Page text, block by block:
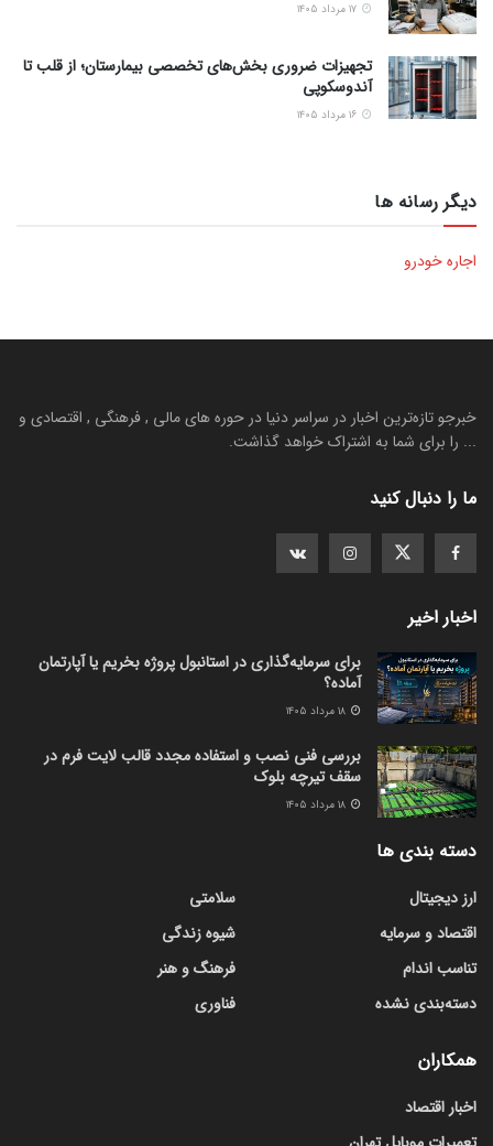
تجهیزات ضروری بخش‌های تخصصی بیمارستان؛ از قلب تا
آندوسکوپی
دیگر رسانه ها
اجاره خودرو
خبرجو تازه‌ترین اخبار در سراسر دنیا در حوره های مالی , فرهنگی , اقتصادی و
... را برای شما به اشتراک خواهد گذاشت.
ما را دنبال کنید
اخبار اخیر
برای سرمایه‌گذاری در استانبول پروژه بخریم یا آپارتمان
آماده؟
بررسی فنی نصب و استفاده مجدد قالب لایت فرم در
سقف تیرچه بلوک
دسته بندی ها
ارز دیجیتال
اقتصاد و سرمایه
تناسب اندام
دسته‌بندی نشده
سلامتی
شیوه زندگی
فرهنگ و هنر
فناوری
همکاران
اخبار اقتصاد